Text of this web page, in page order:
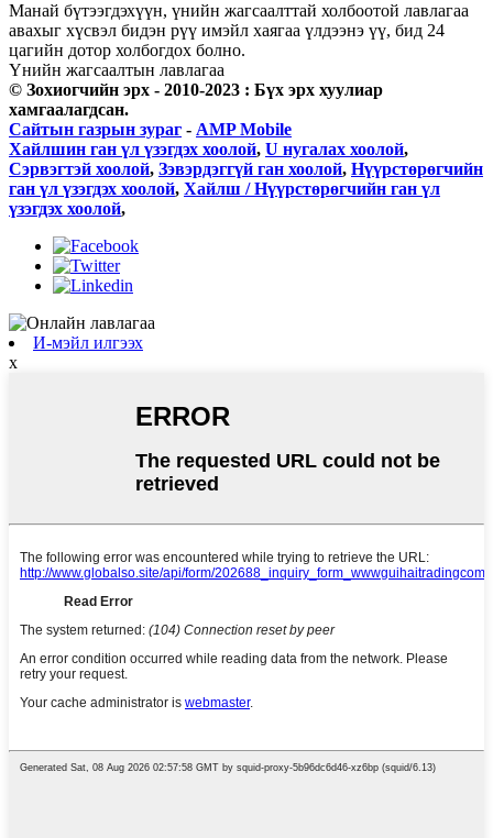
Манай бүтээгдэхүүн, үнийн жагсаалттай холбоотой лавлагаа
авахыг хүсвэл бидэн рүү имэйл хаягаа үлдээнэ үү, бид 24
цагийн дотор холбогдох болно.
Үнийн жагсаалтын лавлагаа
© Зохиогчийн эрх - 2010-2023 : Бүх эрх хуулиар
хамгаалагдсан.
Сайтын газрын зураг - AMP Mobile
Хайлшин ган үл үзэгдэх хоолой, U нугалах хоолой,
Сэрвэгтэй хоолой, Зэвэрдэггүй ган хоолой, Нүүрстөрөгчийн
ган үл үзэгдэх хоолой, Хайлш / Нүүрстөрөгчийн ган үл
үзэгдэх хоолой,
И-мэйл илгээх
x